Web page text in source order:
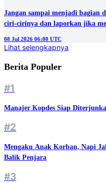
Jangan sampai menjadi bagian
ciri-cirinya dan laporkan jika
08 Jul 2026 06:00 UTC
Lihat selengkapnya
Berita Populer
#1
Manajer Kopdes Siap
#2
Mengaku Anak Korban, Napi
Balik Penjara
#3